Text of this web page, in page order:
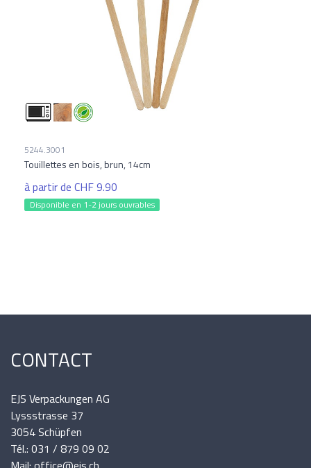
5244.3001
Touillettes en bois, brun, 14cm
à partir de CHF 9.90
Disponible en 1-2 jours ouvrables
CONTACT
EJS Verpackungen AG
Lyssstrasse 37
3054 Schüpfen
Tél.: 031 / 879 09 02